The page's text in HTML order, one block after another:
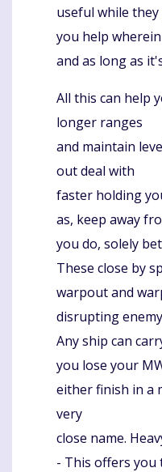
useful while they
you help
and as long as
All this can help
longer ranges
and maintain
out deal with
faster holding
as, keep away
you do, solely
These close by
warpout and
disrupting
Any ship can
you lose your
either finish in a
very
close name.
- This offers you